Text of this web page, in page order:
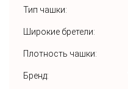
Тип чашки:
Широкие бретели:
Плотность чашки:
Бренд: